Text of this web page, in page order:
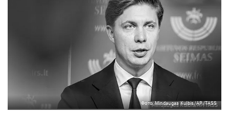
Фото: Mindaugas Kulbis/AP/TASS